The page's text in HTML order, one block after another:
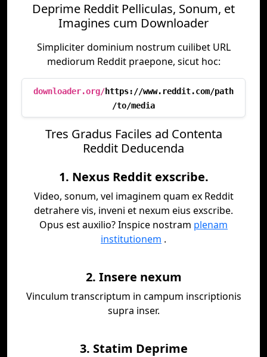
Deprime Reddit Pelliculas, Sonum, et
Imagines cum Downloader
Simpliciter dominium nostrum cuilibet URL
mediorum Reddit praepone, sicut hoc:
downloader.org/https://www.reddit.com/path
/to/media
Tres Gradus Faciles ad Contenta
Reddit Deducenda
1. Nexus Reddit exscribe.
Video, sonum, vel imaginem quam ex Reddit
detrahere vis, inveni et nexum eius exscribe.
Opus est auxilio? Inspice nostram plenam
institutionem .
2. Insere nexum
Vinculum transcriptum in campum inscriptionis
supra inser.
3. Statim Deprime